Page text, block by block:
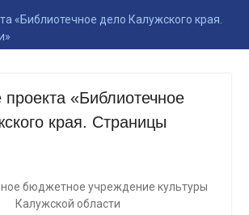
«Библиотечное дело Калужского края.
«Библиотечное
края. Страницы
бюджетное учреждение культуры
Калужской области